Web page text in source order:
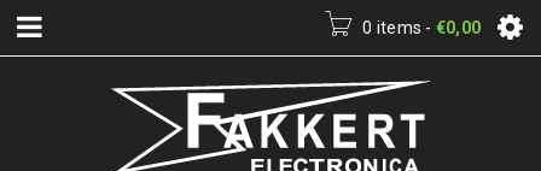
0 items - €0,00